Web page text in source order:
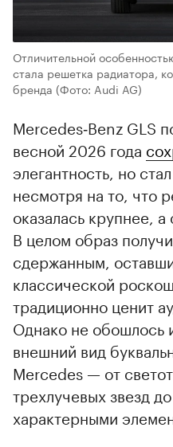
Отличительной
стала решетка радиатора,
бренда (Фото: Audi AG)
Mercedes‑Benz GLS
весной 2026 года
элегантность, но
несмотря на то, что
оказалась крупнее,
В целом образ
сдержанным,
классической
традиционно ценит
Однако не обошлось
внешний вид
Mercedes — от
трехлучевых звезд
характерными